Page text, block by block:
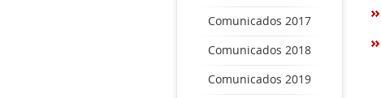
Comunicados 2017
Comunicados 2018
Comunicados 2019